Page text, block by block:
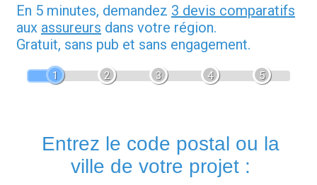
En 5 minutes, demandez 3 devis comparatifs
aux assureurs dans votre région.
Gratuit, sans pub et sans engagement.
1 2 3 4 5
Entrez le code postal ou la
ville de votre projet :